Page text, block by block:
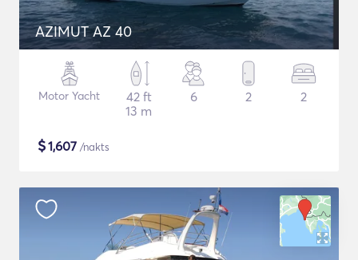
AZIMUT AZ 40
Motor Yacht
42 ft
13 m
6 2 2
$1,607 /nakts